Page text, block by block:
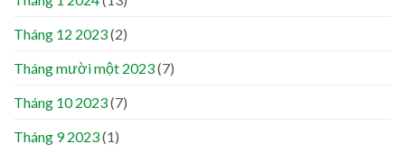
Tháng 12 2023(2)
Tháng mười một 2023(7)
Tháng 10 2023(7)
Tháng 9 2023(1)